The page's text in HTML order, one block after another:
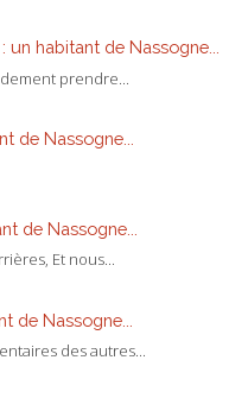
un habitant de Nassogne...
prendre...
de Nassogne...
de Nassogne...
Et nous...
de Nassogne...
des autres...